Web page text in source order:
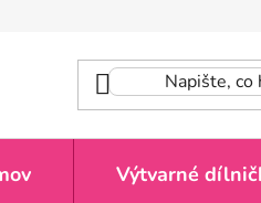
Výtvarné